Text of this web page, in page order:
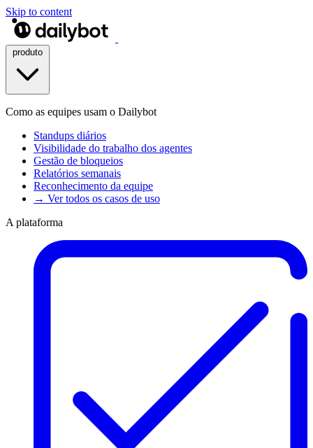
Skip to content
Como as equipes usam o Dailybot
Standups diários
Visibilidade do trabalho dos agentes
Gestão de bloqueios
Relatórios semanais
Reconhecimento da equipe
→ Ver todos os casos de uso
A plataforma